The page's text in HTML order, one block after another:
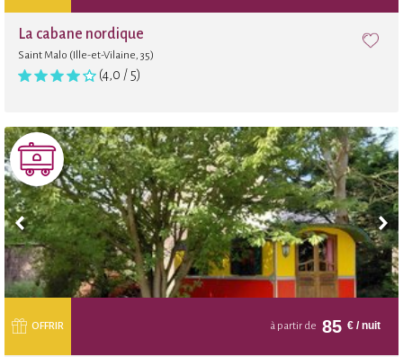
La cabane nordique
Saint Malo (Ille-et-Vilaine, 35)
(4,0 / 5)
OFFRIR à partir de 85 € / nuit